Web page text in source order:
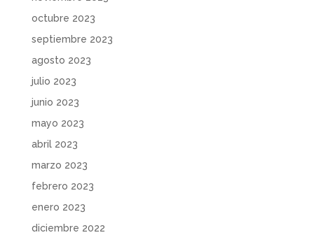
octubre 2023
septiembre 2023
agosto 2023
julio 2023
junio 2023
mayo 2023
abril 2023
marzo 2023
febrero 2023
enero 2023
diciembre 2022